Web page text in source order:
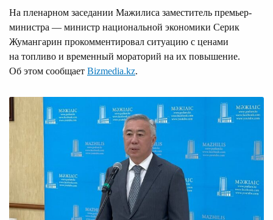
На пленарном заседании Мажилиса заместитель премьер-
министра — министр национальной экономики Серик
Жумангарин прокомментировал ситуацию с ценами
на топливо и временный мораторий на их повышение.
Об этом сообщает Bizmedia.kz.